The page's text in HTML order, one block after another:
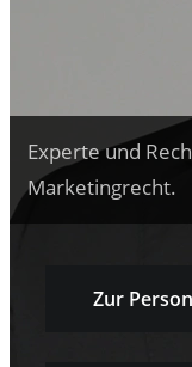
Experte und
Marketingrecht.
Zur Person